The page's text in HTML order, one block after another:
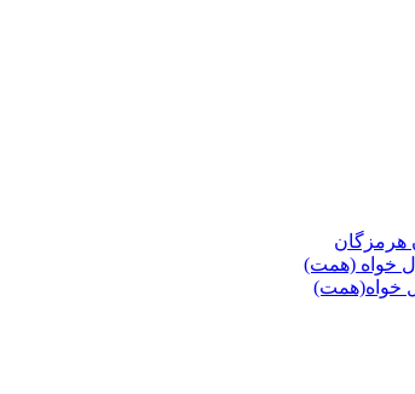
هرمزگان
خواه (همت)
خواه(همت)